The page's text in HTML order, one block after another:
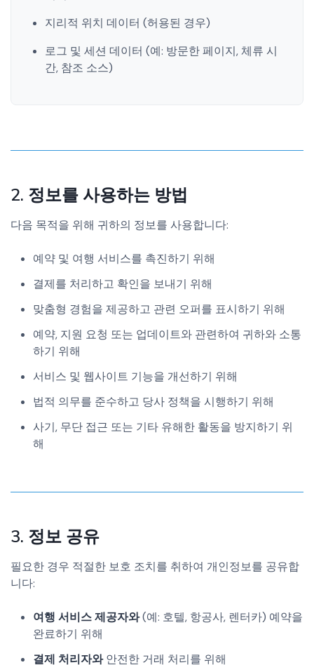
지리적 위치 데이터 (허용된 경우)
로그 및 세션 데이터 (예: 방문한 페이지, 체류 시
간, 참조 소스)
2. 정보를 사용하는 방법
다음 목적을 위해 귀하의 정보를 사용합니다:
예약 및 여행 서비스를 촉진하기 위해
결제를 처리하고 확인을 보내기 위해
맞춤형 경험을 제공하고 관련 오퍼를 표시하기 위해
예약, 지원 요청 또는 업데이트와 관련하여 귀하와 소통
하기 위해
서비스 및 웹사이트 기능을 개선하기 위해
법적 의무를 준수하고 당사 정책을 시행하기 위해
사기, 무단 접근 또는 기타 유해한 활동을 방지하기 위
해
3. 정보 공유
필요한 경우 적절한 보호 조치를 취하여 개인정보를 공유합
니다:
여행 서비스 제공자와(예: 호텔, 항공사, 렌터카) 예약을
완료하기 위해
결제 처리자와 안전한 거래 처리를 위해